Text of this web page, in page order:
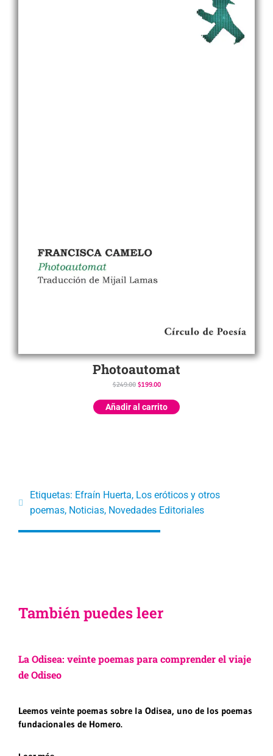
Photoautomat
$249.00 $199.00
Añadir al carrito
Etiquetas: Efraín Huerta, Los eróticos y otros
poemas, Noticias, Novedades Editoriales
También puedes leer
La Odisea: veinte poemas para comprender el viaje
de Odiseo
Leemos veinte poemas sobre la Odisea, uno de los poemas
fundacionales de Homero.